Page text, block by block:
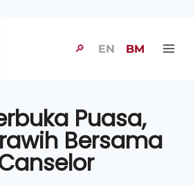
🔎 EN BM
Puasa,
Bersama